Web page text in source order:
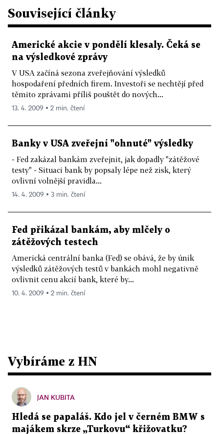
Související články
Americké akcie v pondělí klesaly. Čeká se
na výsledkové zprávy
V USA začíná sezona zveřejňování výsledků
hospodaření předních firem. Investoři se nechtějí před
těmito zprávami příliš pouštět do nových...
13. 4. 2009 ▪ 2 min. čtení
Banky v USA zveřejní "ohnuté" výsledky
- Fed zakázal bankám zveřejnit, jak dopadly "zátěžové
testy" - Situaci bank by popsaly lépe než zisk, který
ovlivní volnější pravidla...
14. 4. 2009 ▪ 3 min. čtení
Fed přikázal bankám, aby mlčely o
zátěžových testech
Americká centrální banka (Fed) se obává, že by únik
výsledků zátěžových testů v bankách mohl negativně
ovlivnit cenu akcií bank, které by...
10. 4. 2009 ▪ 2 min. čtení
Vybíráme z HN
JAN KUBITA
Hledá se papaláš. Kdo jel v černém BMW s
majákem skrze „Turkovu“ křižovatku?